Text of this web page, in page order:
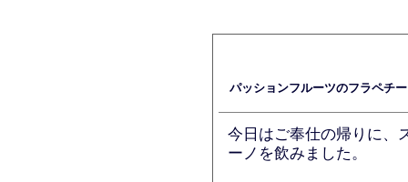
パッションフルーツのフラペチ
今日はご奉仕の帰りに、
ーノを飲みました。